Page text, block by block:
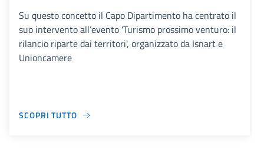
Su questo concetto il Capo Dipartimento ha centrato il
suo intervento all’evento 'Turismo prossimo venturo: il
rilancio riparte dai territori', organizzato da Isnart e
Unioncamere
SCOPRI TUTTO